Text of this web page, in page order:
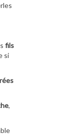
fils
si
,